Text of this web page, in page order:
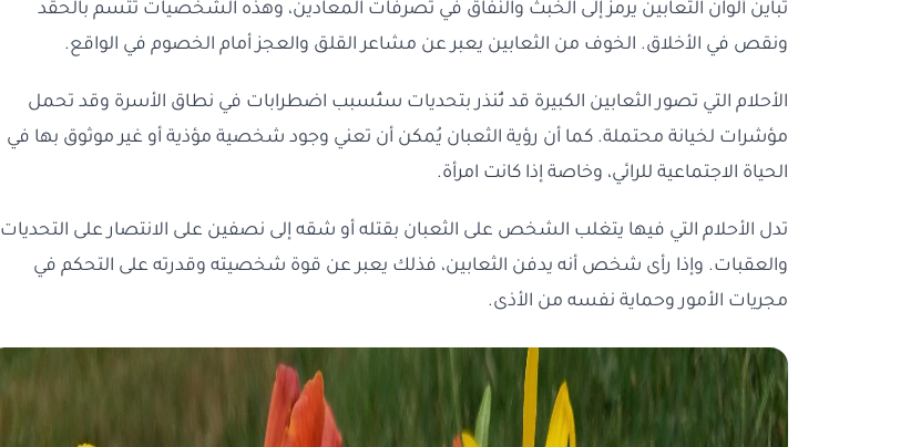
تباين ألوان الثعابين يرمز إلى الخبث والنفاق في تصرفات المعادين، وهذه الشخصيات تتسم بالحقد
ونقص في الأخلاق. الخوف من الثعابين يعبر عن مشاعر القلق والعجز أمام الخصوم في الواقع.
الأحلام التي تصور الثعابين الكبيرة قد تُنذر بتحديات ستُسبب اضطرابات في نطاق الأسرة وقد تحمل
مؤشرات لخيانة محتملة. كما أن رؤية الثعبان يُمكن أن تعني وجود شخصية مؤذية أو غير موثوق بها في
الحياة الاجتماعية للرائي، وخاصة إذا كانت امرأة.
تدل الأحلام التي فيها يتغلب الشخص على الثعبان بقتله أو شقه إلى نصفين على الانتصار على التحديات
والعقبات. وإذا رأى شخص أنه يدفن الثعابين، فذلك يعبر عن قوة شخصيته وقدرته على التحكم في
مجريات الأمور وحماية نفسه من الأذى.